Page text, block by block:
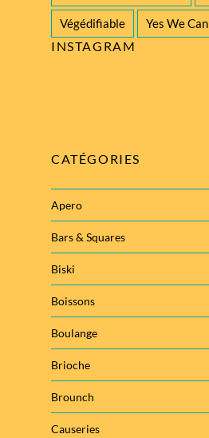
Végédifiable Yes We Can
INSTAGRAM
CATÉGORIES
Apero
Bars & Squares
Biski
Boissons
Boulange
Brioche
Brounch
Causeries